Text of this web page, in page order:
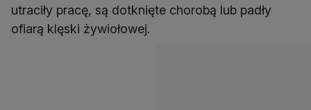
utraciły pracę, są dotknięte chorobą lub padły
ofiarą klęski żywiołowej.